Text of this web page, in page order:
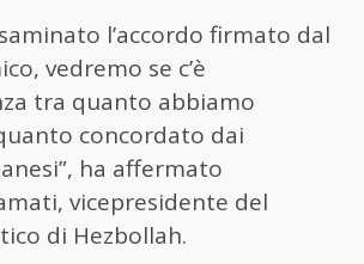
l’accordo firmato dal
vedremo se c’è
tra quanto abbiamo
concordato dai
ha affermato
vicepresidente del
di Hezbollah.